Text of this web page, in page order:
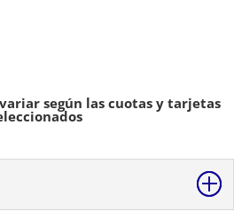
según las cuotas y tarjetas